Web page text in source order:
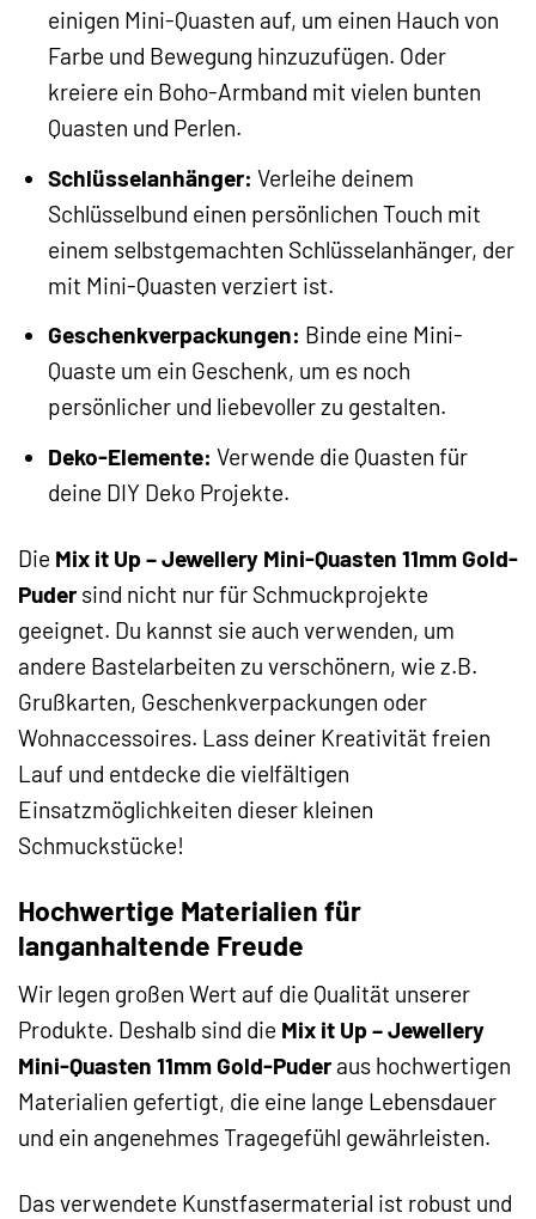
einigen Mini-Quasten auf, um einen Hauch von
Farbe und Bewegung hinzuzufügen. Oder
kreiere ein Boho-Armband mit vielen bunten
Quasten und Perlen.
Schlüsselanhänger: Verleihe deinem
Schlüsselbund einen persönlichen Touch mit
einem selbstgemachten Schlüsselanhänger, der
mit Mini-Quasten verziert ist.
Geschenkverpackungen: Binde eine Mini-
Quaste um ein Geschenk, um es noch
persönlicher und liebevoller zu gestalten.
Deko-Elemente: Verwende die Quasten für
deine DIY Deko Projekte.
Die Mix it Up – Jewellery Mini-Quasten 11mm Gold-
Puder sind nicht nur für Schmuckprojekte
geeignet. Du kannst sie auch verwenden, um
andere Bastelarbeiten zu verschönern, wie z.B.
Grußkarten, Geschenkverpackungen oder
Wohnaccessoires. Lass deiner Kreativität freien
Lauf und entdecke die vielfältigen
Einsatzmöglichkeiten dieser kleinen
Schmuckstücke!
Hochwertige Materialien für
langanhaltende Freude
Wir legen großen Wert auf die Qualität unserer
Produkte. Deshalb sind die Mix it Up – Jewellery
Mini-Quasten 11mm Gold-Puder aus hochwertigen
Materialien gefertigt, die eine lange Lebensdauer
und ein angenehmes Tragegefühl gewährleisten.
Das verwendete Kunstfasermaterial ist robust und